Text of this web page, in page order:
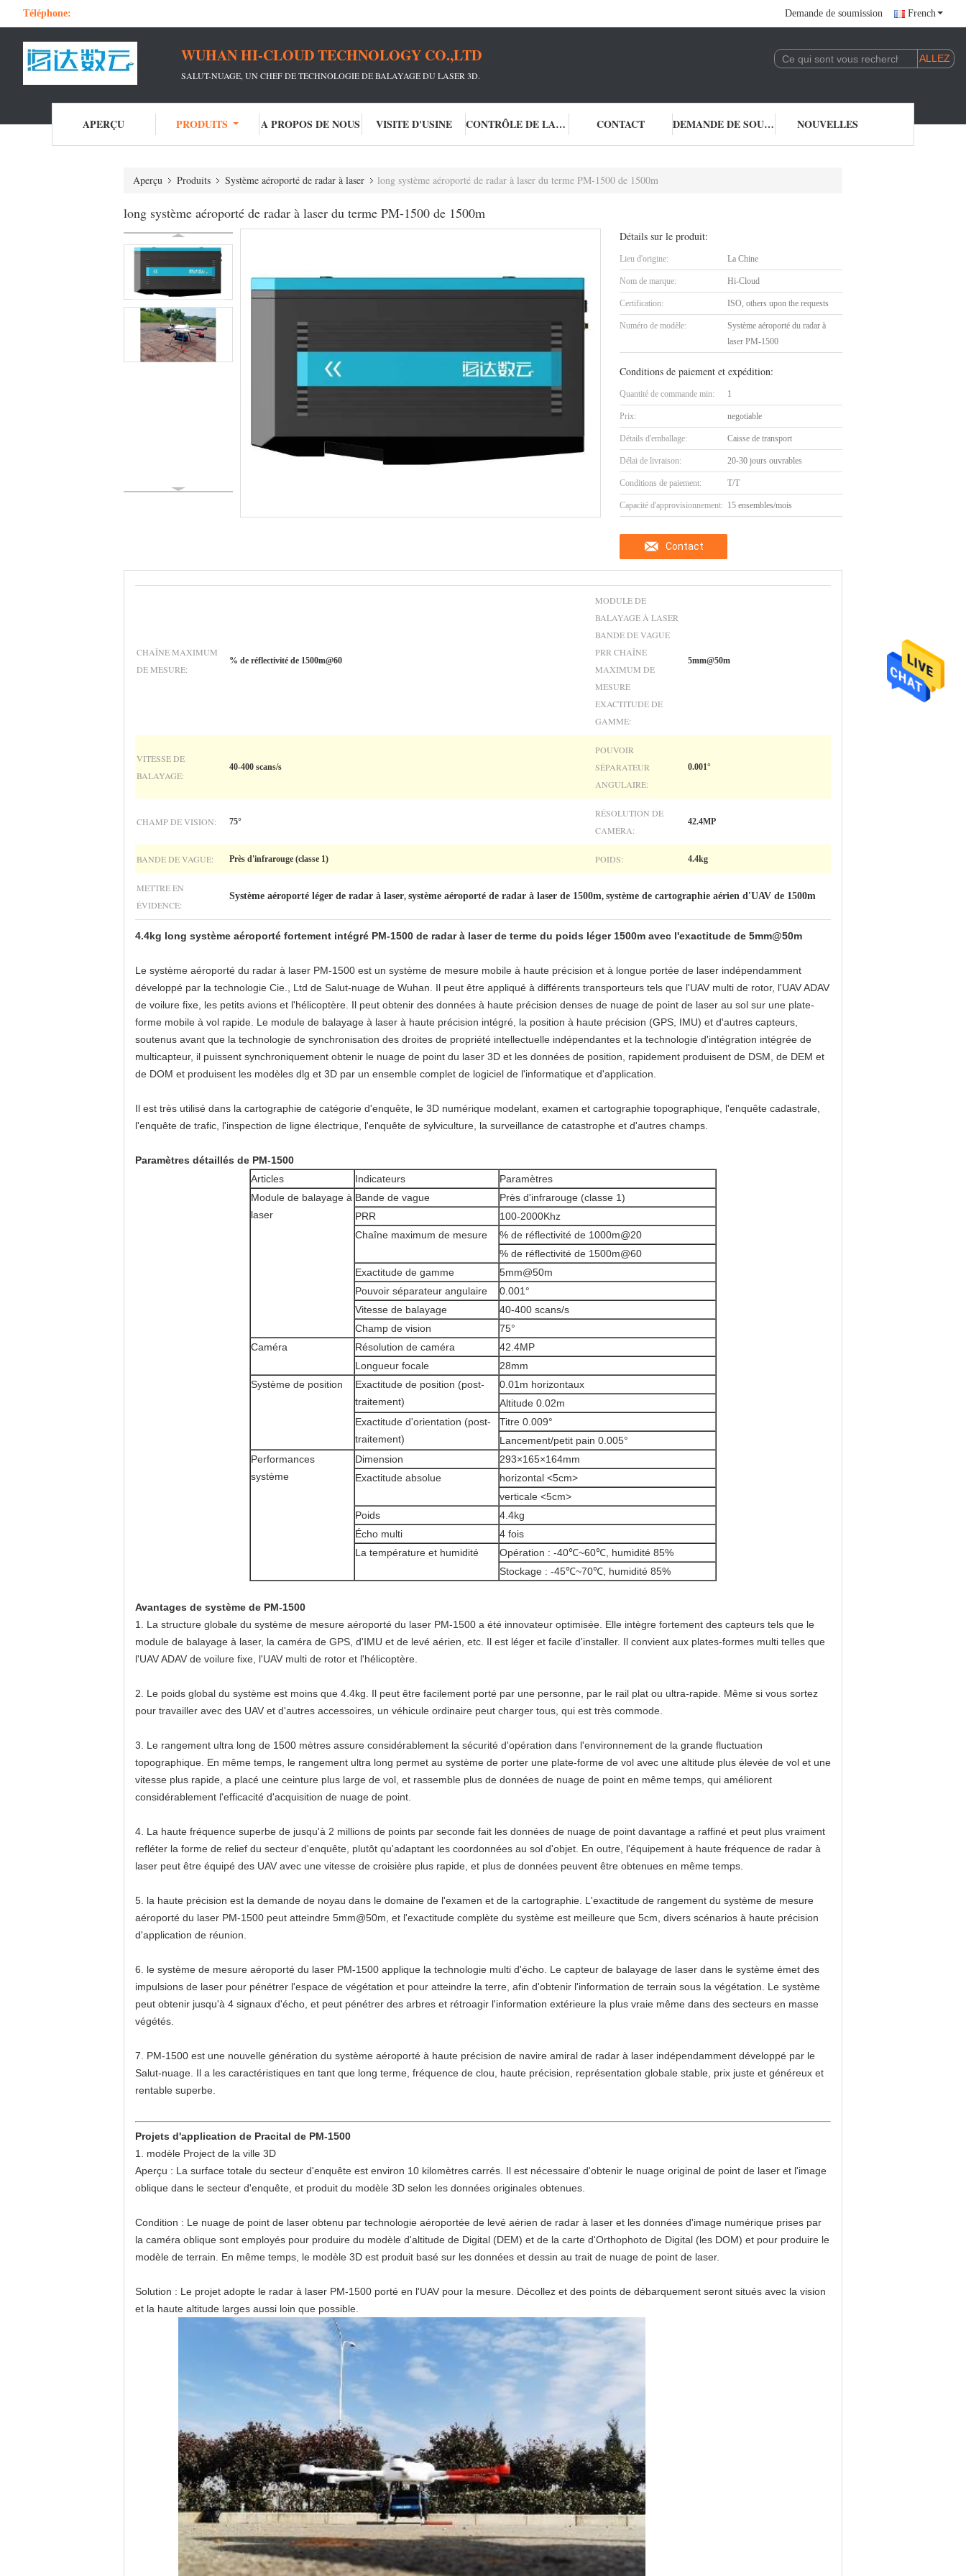
Téléphone: Demande de soumission French
WUHAN HI-CLOUD TECHNOLOGY CO.,LTD
SALUT-NUAGE, UN CHEF DE TECHNOLOGIE DE BALAYAGE DU LASER 3D.
APERÇU PRODUITS A PROPOS DE NOUS VISITE D'USINE CONTRÔLE DE LA QUALITÉ CONTACT DEMANDE DE SOUMISSION NOUVELLES
Aperçu Produits Système aéroporté de radar à laser long système aéroporté de radar à laser du terme PM-1500 de 1500m
long système aéroporté de radar à laser du terme PM-1500 de 1500m
Détails sur le produit:
Lieu d'origine: La Chine
Nom de marque: Hi-Cloud
Certification: ISO, others upon the requests
Numéro de modèle:
Système aéroporté du radar à
laser PM-1500
Conditions de paiement et expédition:
Quantité de commande min: 1
Prix: negotiable
Détails d'emballage: Caisse de transport
Délai de livraison: 20-30 jours ouvrables
Conditions de paiement: T/T
Capacité d'approvisionnement: 15 ensembles/mois
Contact
CHAÎNE MAXIMUM
DE MESURE:
% de réflectivité de 1500m@60
MODULE DE
BALAYAGE À LASER
BANDE DE VAGUE
PRR CHAÎNE
MAXIMUM DE
MESURE
EXACTITUDE DE
GAMME:
5mm@50m
VITESSE DE
BALAYAGE:
40-400 scans/s
POUVOIR
SÉPARATEUR
ANGULAIRE:
0.001°
CHAMP DE VISION: 75°
RÉSOLUTION DE
CAMÉRA:
42.4MP
BANDE DE VAGUE: Près d'infrarouge (classe 1) POIDS: 4.4kg
METTRE EN
ÉVIDENCE:
Système aéroporté léger de radar à laser, système aéroporté de radar à laser de 1500m, système de cartographie aérien d'UAV de 1500m
4.4kg long système aéroporté fortement intégré PM-1500 de radar à laser de terme du poids léger 1500m avec l'exactitude de 5mm@50m
Le système aéroporté du radar à laser PM-1500 est un système de mesure mobile à haute précision et à longue portée de laser indépendamment
développé par la technologie Cie., Ltd de Salut-nuage de Wuhan. Il peut être appliqué à différents transporteurs tels que l'UAV multi de rotor, l'UAV ADAV
de voilure fixe, les petits avions et l'hélicoptère. Il peut obtenir des données à haute précision denses de nuage de point de laser au sol sur une plate-
forme mobile à vol rapide. Le module de balayage à laser à haute précision intégré, la position à haute précision (GPS, IMU) et d'autres capteurs,
soutenus avant que la technologie de synchronisation des droites de propriété intellectuelle indépendantes et la technologie d'intégration intégrée de
multicapteur, il puissent synchroniquement obtenir le nuage de point du laser 3D et les données de position, rapidement produisent de DSM, de DEM et
de DOM et produisent les modèles dlg et 3D par un ensemble complet de logiciel de l'informatique et d'application.
Il est très utilisé dans la cartographie de catégorie d'enquête, le 3D numérique modelant, examen et cartographie topographique, l'enquête cadastrale,
l'enquête de trafic, l'inspection de ligne électrique, l'enquête de sylviculture, la surveillance de catastrophe et d'autres champs.
Paramètres détaillés de PM-1500
Articles
Indicateurs
Paramètres
Module de balayage à
laser
Bande de vague
Près d'infrarouge (classe 1)
PRR
100-2000Khz
Chaîne maximum de mesure
% de réflectivité de 1000m@20
% de réflectivité de 1500m@60
Exactitude de gamme
5mm@50m
Pouvoir séparateur angulaire
0.001°
Vitesse de balayage
40-400 scans/s
Champ de vision
75°
Caméra
Résolution de caméra
42.4MP
Longueur focale
28mm
Système de position
Exactitude de position (post-
traitement)
0.01m horizontaux
Altitude 0.02m
Exactitude d'orientation (post-
traitement)
Titre 0.009°
Lancement/petit pain 0.005°
Performances
système
Dimension
293×165×164mm
Exactitude absolue
horizontal <5cm>
verticale <5cm>
Poids
4.4kg
Écho multi
4 fois
La température et humidité
Opération : -40℃~60℃, humidité 85%
Stockage : -45℃~70℃, humidité 85%
Avantages de système de PM-1500
1. La structure globale du système de mesure aéroporté du laser PM-1500 a été innovateur optimisée. Elle intègre fortement des capteurs tels que le
module de balayage à laser, la caméra de GPS, d'IMU et de levé aérien, etc. Il est léger et facile d'installer. Il convient aux plates-formes multi telles que
l'UAV ADAV de voilure fixe, l'UAV multi de rotor et l'hélicoptère.
2. Le poids global du système est moins que 4.4kg. Il peut être facilement porté par une personne, par le rail plat ou ultra-rapide. Même si vous sortez
pour travailler avec des UAV et d'autres accessoires, un véhicule ordinaire peut charger tous, qui est très commode.
3. Le rangement ultra long de 1500 mètres assure considérablement la sécurité d'opération dans l'environnement de la grande fluctuation
topographique. En même temps, le rangement ultra long permet au système de porter une plate-forme de vol avec une altitude plus élevée de vol et une
vitesse plus rapide, a placé une ceinture plus large de vol, et rassemble plus de données de nuage de point en même temps, qui améliorent
considérablement l'efficacité d'acquisition de nuage de point.
4. La haute fréquence superbe de jusqu'à 2 millions de points par seconde fait les données de nuage de point davantage a raffiné et peut plus vraiment
refléter la forme de relief du secteur d'enquête, plutôt qu'adaptant les coordonnées au sol d'objet. En outre, l'équipement à haute fréquence de radar à
laser peut être équipé des UAV avec une vitesse de croisière plus rapide, et plus de données peuvent être obtenues en même temps.
5. la haute précision est la demande de noyau dans le domaine de l'examen et de la cartographie. L'exactitude de rangement du système de mesure
aéroporté du laser PM-1500 peut atteindre 5mm@50m, et l'exactitude complète du système est meilleure que 5cm, divers scénarios à haute précision
d'application de réunion.
6. le système de mesure aéroporté du laser PM-1500 applique la technologie multi d'écho. Le capteur de balayage de laser dans le système émet des
impulsions de laser pour pénétrer l'espace de végétation et pour atteindre la terre, afin d'obtenir l'information de terrain sous la végétation. Le système
peut obtenir jusqu'à 4 signaux d'écho, et peut pénétrer des arbres et rétroagir l'information extérieure la plus vraie même dans des secteurs en masse
végétés.
7. PM-1500 est une nouvelle génération du système aéroporté à haute précision de navire amiral de radar à laser indépendamment développé par le
Salut-nuage. Il a les caractéristiques en tant que long terme, fréquence de clou, haute précision, représentation globale stable, prix juste et généreux et
rentable superbe.
Projets d'application de Pracital de PM-1500
1. modèle Project de la ville 3D
Aperçu : La surface totale du secteur d'enquête est environ 10 kilomètres carrés. Il est nécessaire d'obtenir le nuage original de point de laser et l'image
oblique dans le secteur d'enquête, et produit du modèle 3D selon les données originales obtenues.
Condition : Le nuage de point de laser obtenu par technologie aéroportée de levé aérien de radar à laser et les données d'image numérique prises par
la caméra oblique sont employés pour produire du modèle d'altitude de Digital (DEM) et de la carte d'Orthophoto de Digital (les DOM) et pour produire le
modèle de terrain. En même temps, le modèle 3D est produit basé sur les données et dessin au trait de nuage de point de laser.
Solution : Le projet adopte le radar à laser PM-1500 porté en l'UAV pour la mesure. Décollez et des points de débarquement seront situés avec la vision
et la haute altitude larges aussi loin que possible.